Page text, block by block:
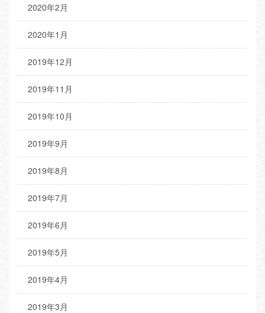
2020年2月
2020年1月
2019年12月
2019年11月
2019年10月
2019年9月
2019年8月
2019年7月
2019年6月
2019年5月
2019年4月
2019年3月